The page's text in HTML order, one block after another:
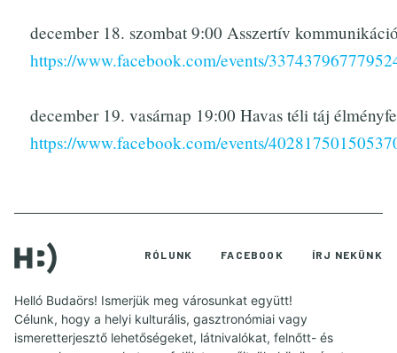
december 18. szombat 9:00 Asszertív
https://www.facebook.com/events/
december 19. vasárnap 19:00 Havas téli táj
https://www.facebook.com/events/
RÓLUNK FACEBOOK ÍRJ NEKÜNK
Helló Budaörs! Ismerjük meg városunkat együtt!
Célunk, hogy a helyi kulturális, gasztronómiai vagy
ismeretterjesztő lehetőségeket, látnivalókat, felnőtt- és